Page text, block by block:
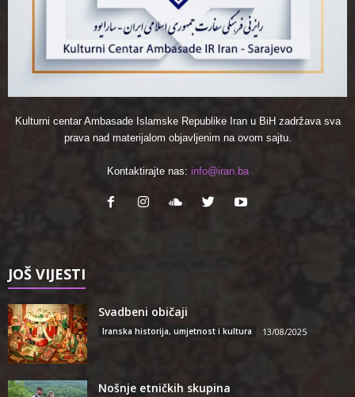
Kulturni centar Ambasade Islamske Republike Iran u BiH zadržava sva
prava nad materijalom objavljenim na ovom sajtu.
Kontaktirajte nas: info@iran.ba
JOŠ VIJESTI
Svadbeni običaji
Iranska historija, umjetnost i kultura 13/08/2025
Nošnje etničkih skupina